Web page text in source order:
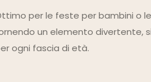
per le feste per bambini o
un elemento divertente,
ogni fascia di età.